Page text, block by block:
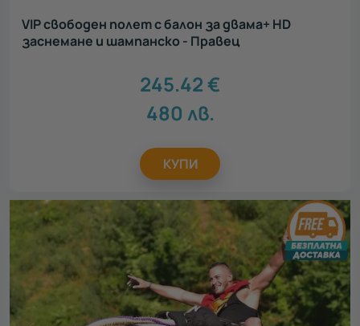
VIP свободен полет с балон за двама+ HD
заснемане и шампанско - Правец
245.42€
480 лв.
КУПИ